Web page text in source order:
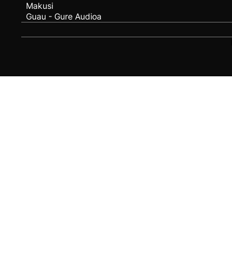
Makusi
Guau - Gure Audioa